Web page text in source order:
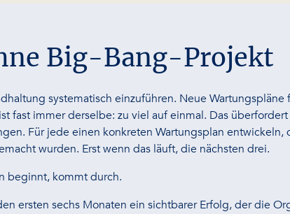
Big-Bang-Projekt
systematisch einzuführen. Neue
fast immer derselbe: zu viel auf einmal. Das
Für jede einen konkreten Wartungsplan
wurden. Erst wenn das läuft, die nächsten drei.
beginnt, kommt durch.
ersten sechs Monaten ein sichtbarer Erfolg, der die